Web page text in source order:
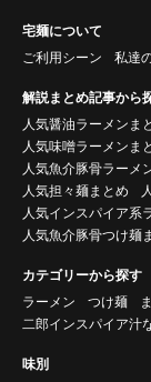
宅麺について
ご利用シーン
私達
解説まとめ記事から
人気醤油ラーメンま
人気味噌ラーメンま
人気魚介豚骨ラーメ
人気担々麺まとめ
人気インスパイア系
人気魚介豚骨つけ麺
カテゴリーから探す
ラーメン
つけ麺
二郎インスパイア汁
味別